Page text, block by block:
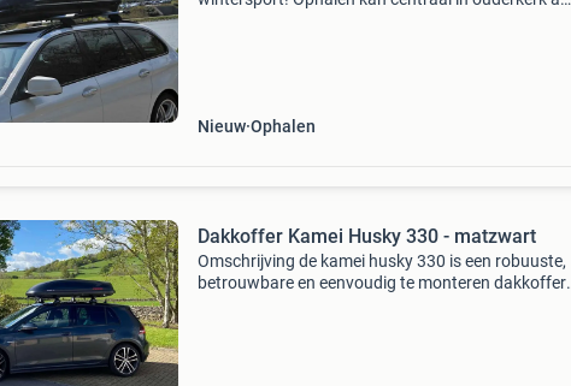
Nieuw Ophalen
Dakkoffer Kamei Husky 330 - matzwart
Omschrijving de kamei husky 330 is een robuuste,
betrouwbare en eenvoudig te monteren dakkoffer